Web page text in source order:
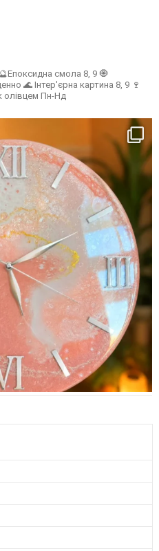
🔮Епоксидна смола 8, 9 🧿
🌊 Інтер'єрна картина 8, 9 🍷
Пн-Нд